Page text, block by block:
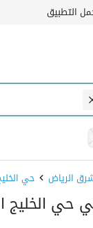
التطبيق
الرياض حي
حي الخليج